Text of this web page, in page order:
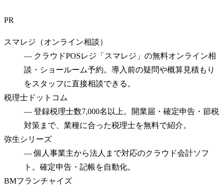
PR
スマレジ（オンライン相談）
— クラウドPOSレジ「スマレジ」の無料オンライン相
談・ショールーム予約。導入前の疑問や概算見積もり
をスタッフに直接相談できる。
税理士ドットコム
— 登録税理士数7,000名以上。開業届・確定申告・節税
対策まで、業種に合った税理士を無料で紹介。
弥生シリーズ
—個人事業主から法人まで対応のクラウド会計ソフ
ト。確定申告・記帳を自動化。
BMフランチャイズ